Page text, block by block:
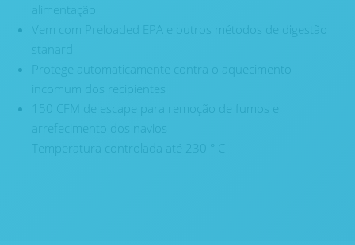
alimentação
Vem com Preloaded EPA e outros métodos de digestão
stanard
Protege automaticamente contra o aquecimento
incomum dos recipientes
150 CFM de escape para remoção de fumos e
arrefecimento dos navios
Temperatura controlada até 230 ° C